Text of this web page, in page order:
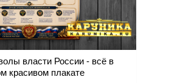
власти России - всё в
красивом плакате